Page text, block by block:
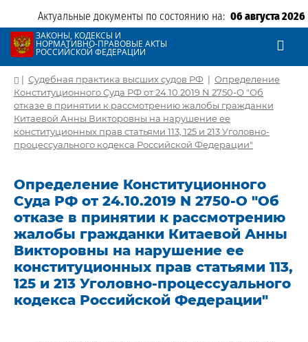
Актуальные документы по состоянию на: 06 августа 2026
ЗАКОНЫ, КОДЕКСЫ И
НОРМАТИВНО-ПРАВОВЫЕ АКТЫ
РОССИЙСКОЙ ФЕДЕРАЦИИ
| Судебная практика высших судов РФ | Определение
Конституционного Суда РФ от 24.10.2019 N 2750-О "Об
отказе в принятии к рассмотрению жалобы гражданки
Китаевой Анны Викторовны на нарушение ее
конституционных прав статьями 113, 125 и 213 Уголовно-
процессуального кодекса Российской Федерации"
Определение Конституционного
Суда РФ от 24.10.2019 N 2750-О "Об
отказе в принятии к рассмотрению
жалобы гражданки Китаевой Анны
Викторовны на нарушение ее
конституционных прав статьями 113,
125 и 213 Уголовно-процессуального
кодекса Российской Федерации"